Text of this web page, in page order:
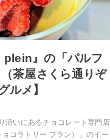
plein』の「パルフ
茶屋さくら通りぞ
ルメ】
沿いにあるチョコレート専門店
コラトリー プラン）」のイー